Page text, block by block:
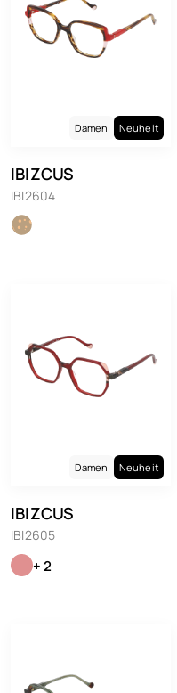
Damen Neuheit
IBIZCUS
IBI2604
Damen Neuheit
IBIZCUS
IBI2605
+ 2